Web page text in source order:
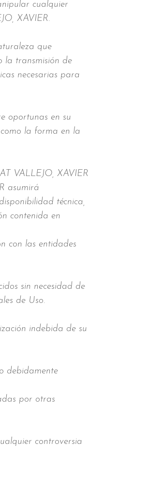
cualquier
XAVIER.
que
la transmisión de
necesarias para
oportunas en su
la forma en la
VALLEJO, XAVIER
asumirá
técnica,
contenida en
con las entidades
sin necesidad de
de Uso.
indebida de su
debidamente
por otras
controversia